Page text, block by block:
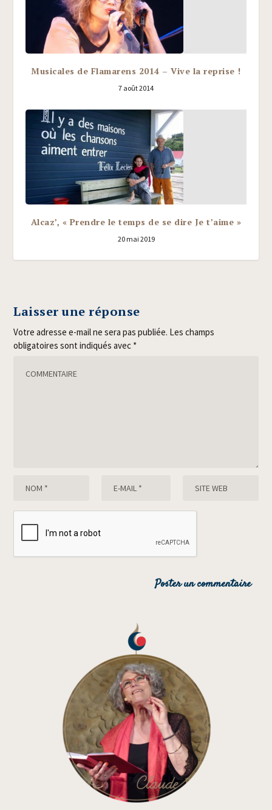
Musicales de Flamarens 2014 – Vive la reprise !
7 août 2014
Alcaz’, « Prendre le temps de se dire Je t’aime »
20 mai 2019
Laisser une réponse
Votre adresse e-mail ne sera pas publiée. Les champs
obligatoires sont indiqués avec *